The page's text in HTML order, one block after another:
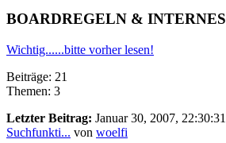
BOARDREGELN & INTERNES
Wichtig......bitte vorher lesen!
Beiträge: 21
Themen: 3
Letzter Beitrag: Januar 30, 2007, 22:30:31
Suchfunkti... von woelfi